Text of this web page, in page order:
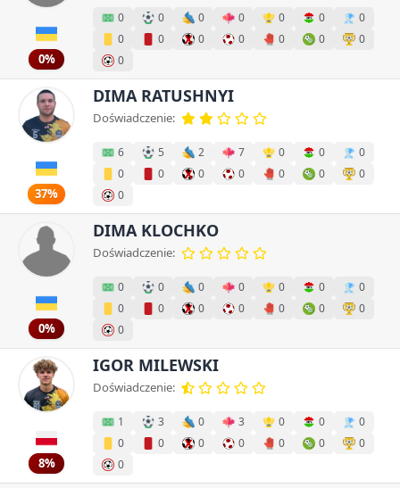
0%
0 0 0 0 0 0
0
0
0 0 0 0 0
0
0
37%
DIMA RATUSHNYI
Doświadczenie:
6 5 2 7 0 0
0
0
0 0 0 0 0
0
0
0%
DIMA KLOCHKO
Doświadczenie:
0 0 0 0 0 0
0
0
0 0 0 0 0
0
0
8%
IGOR MILEWSKI
Doświadczenie:
1 3 0 3 0 0
0
0
0 0 0 0 0
0
0